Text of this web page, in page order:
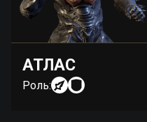
АТЛАС
Роль: